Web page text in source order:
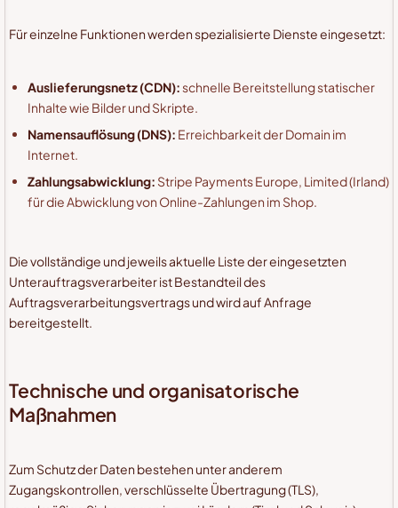
Für einzelne Funktionen werden spezialisierte Dienste eingesetzt:
Auslieferungsnetz (CDN): schnelle Bereitstellung statischer
Inhalte wie Bilder und Skripte.
Namensauflösung (DNS): Erreichbarkeit der Domain im
Internet.
Zahlungsabwicklung: Stripe Payments Europe, Limited (Irland)
für die Abwicklung von Online-Zahlungen im Shop.
Die vollständige und jeweils aktuelle Liste der eingesetzten
Unterauftragsverarbeiter ist Bestandteil des
Auftragsverarbeitungsvertrags und wird auf Anfrage
bereitgestellt.
Technische und organisatorische
Maßnahmen
Zum Schutz der Daten bestehen unter anderem
Zugangskontrollen, verschlüsselte Übertragung (TLS),